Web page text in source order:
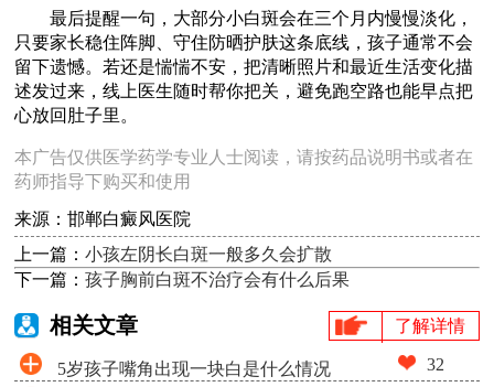
最后提醒一句，大部分小白斑会在三个月内慢慢淡化，
只要家长稳住阵脚、守住防晒护肤这条底线，孩子通常不会
留下遗憾。若还是惴惴不安，把清晰照片和最近生活变化描
述发过来，线上医生随时帮你把关，避免跑空路也能早点把
心放回肚子里。
本广告仅供医学药学专业人士阅读，请按药品说明书或者在
药师指导下购买和使用
来源：邯郸白癜风医院
上一篇：小孩左阴长白斑一般多久会扩散
下一篇：孩子胸前白斑不治疗会有什么后果
相关文章 了解详情
5岁孩子嘴角出现一块白是什么情况 32